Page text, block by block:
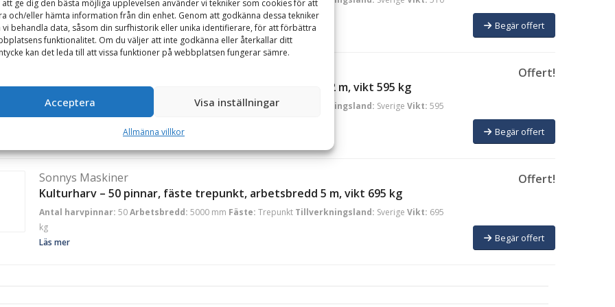
att ge dig den bästa möjliga upplevelsen använder vi tekniker som cookies för att
och/eller hämta information från din enhet. Genom att godkänna dessa tekniker
vi behandla data, såsom din surfhistorik eller unika identifierare, för att förbättra
funktionalitet. Om du väljer att inte godkänna eller återkallar ditt
kan det leda till att vissa funktioner på webbplatsen fungerar sämre.
Acceptera Visa inställningar
Allmänna villkor
kg
Läs mer
Begär offert
Kulturharv – 42 pinnar, fäste trepunkt, arbetsbredd 4,2 m, vikt 595 kg
Antal harvpinnar: 4200 mm Fäste:Trepunkt Tillverkningsland: Sverige Vikt: 595
kg
Offert!
Begär offert
Sonnys Maskiner
Kulturharv – 50 pinnar, fäste trepunkt, arbetsbredd 5 m, vikt 695 kg
Antal harvpinnar: 50Arbetsbredd: 5000 mm Fäste: Trepunkt Tillverkningsland: Sverige Vikt: 695
kg
Läs mer
Offert!
Begär offert